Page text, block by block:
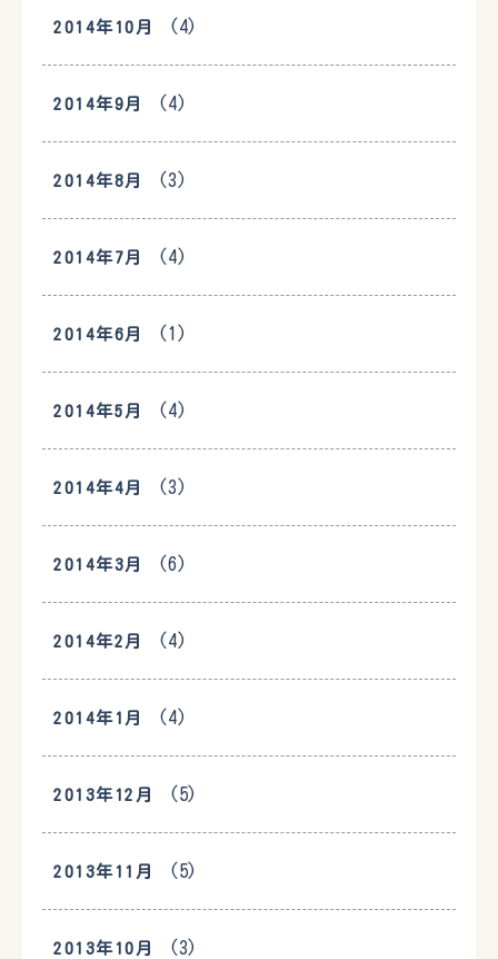
2014年10月 (4)
2014年9月 (4)
2014年8月 (3)
2014年7月 (4)
2014年6月 (1)
2014年5月 (4)
2014年4月 (3)
2014年3月 (6)
2014年2月 (4)
2014年1月 (4)
2013年12月 (5)
2013年11月 (5)
2013年10月 (3)